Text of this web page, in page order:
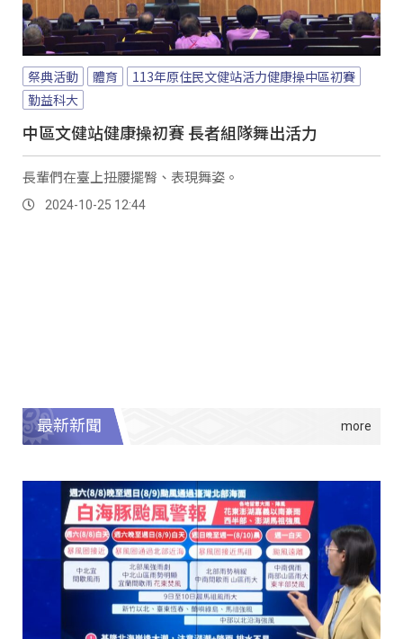
祭典活動 體育
113年原住民文健站活力健康操中區初賽
勤益科大
中區文健站健康操初賽 長者組隊舞出活力
長輩們在臺上扭腰擺臀、表現舞姿。
2024-10-25 12:44
最新新聞